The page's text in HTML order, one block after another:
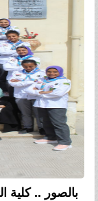
بالصور .. كلية